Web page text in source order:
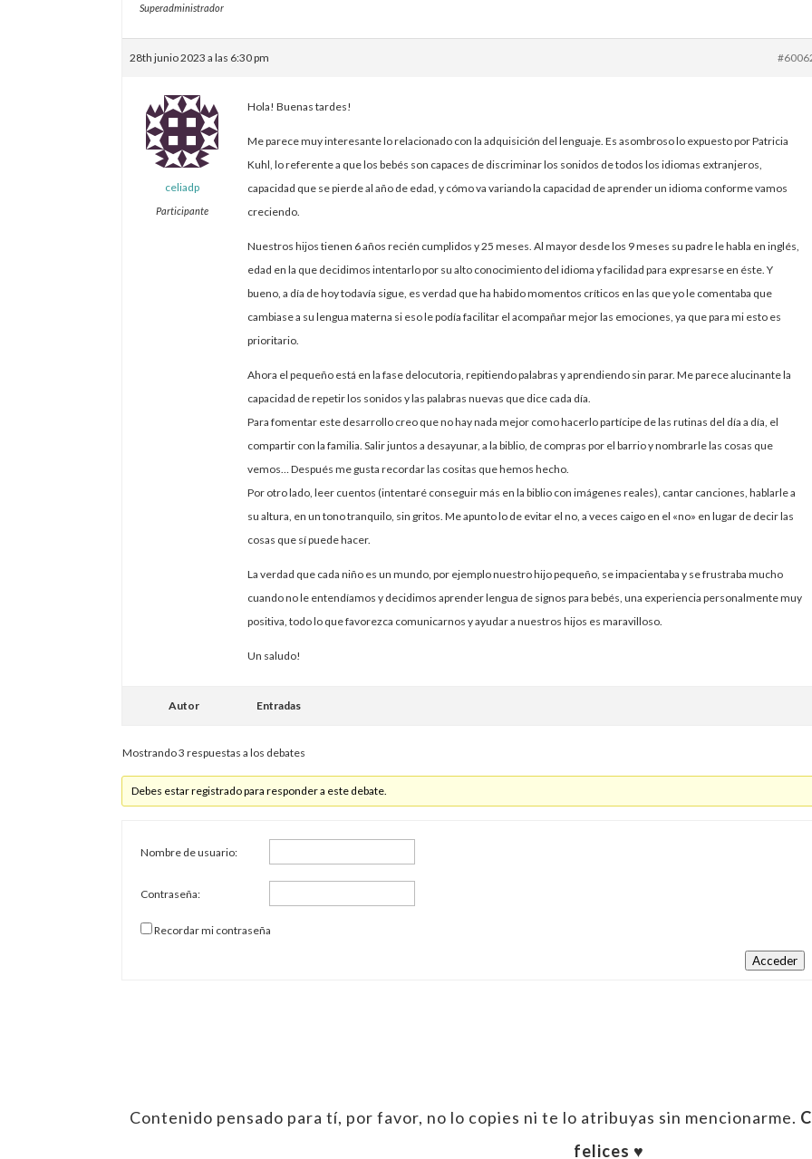
Superadministrador
28th junio 2023 a las 6:30 pm
celiadp
Participante
Hola! Buenas tardes!
Me parece muy interesante lo relacionado con la adquisición del lenguaje. Es asombroso lo expuesto por Patricia
Kuhl, lo referente a que los bebés son capaces de discriminar los sonidos de todos los idiomas extranjeros,
capacidad que se pierde al año de edad, y cómo va variando la capacidad de aprender un idioma conforme vamos
creciendo.
Nuestros hijos tienen 6 años recién cumplidos y 25 meses. Al mayor desde los 9 meses su padre le habla en inglés,
edad en la que decidimos intentarlo por su alto conocimiento del idioma y facilidad para expresarse en éste. Y
bueno, a día de hoy todavía sigue, es verdad que ha habido momentos críticos en las que yo le comentaba que
cambiase a su lengua materna si eso le podía facilitar el acompañar mejor las emociones, ya que para mi esto es
prioritario.
Ahora el pequeño está en la fase delocutoria, repitiendo palabras y aprendiendo sin parar. Me parece alucinante la
capacidad de repetir los sonidos y las palabras nuevas que dice cada día.
Para fomentar este desarrollo creo que no hay nada mejor como hacerlo partícipe de las rutinas del día a día, el
compartir con la familia. Salir juntos a desayunar, a la biblio, de compras por el barrio y nombrarle las cosas que
vemos… Después me gusta recordar las cositas que hemos hecho.
Por otro lado, leer cuentos (intentaré conseguir más en la biblio con imágenes reales), cantar canciones, hablarle a
su altura, en un tono tranquilo, sin gritos. Me apunto lo de evitar el no, a veces caigo en el «no» en lugar de decir las
cosas que sí puede hacer.
La verdad que cada niño es un mundo, por ejemplo nuestro hijo pequeño, se impacientaba y se frustraba mucho
cuando no le entendíamos y decidimos aprender lengua de signos para bebés, una experiencia personalmente muy
positiva, todo lo que favorezca comunicarnos y ayudar a nuestros hijos es maravilloso.
Un saludo!
Autor Entradas
Mostrando 3 respuestas a los debates
Debes estar registrado para responder a este debate.
Nombre de usuario:
Contraseña:
Recordar mi contraseña
Acceder
Contenido pensado para tí, por favor, no lo copies ni te lo atribuyas sin mencionarme.
felices ♥︎